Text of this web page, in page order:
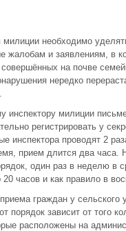
милиции необходимо
жалобам и заявлениям, в
на почве
нередко
инспектору милиции
регистрировать у
инспектора проводят 2
прием длится два часа.
один раз в неделю в
часов и как правило в
граждан у сельского
порядок зависит от того
расположены на